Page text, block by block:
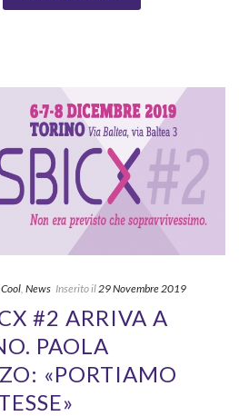
Cool News Inserito il 29 Novembre 2019
#2 ARRIVA A
PAOLA
«PORTIAMO